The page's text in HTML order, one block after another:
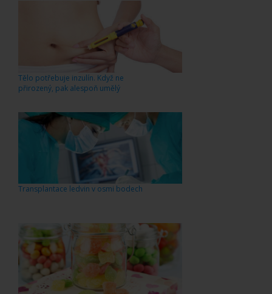
Tělo potřebuje inzulín. Když ne
přirozený, pak alespoň umělý
Transplantace ledvin v osmi bodech